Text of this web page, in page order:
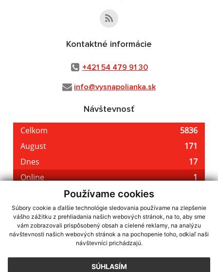
Používame cookies
Súbory cookie a ďalšie technológie sledovania používame na zlepšenie
vášho zážitku z prehliadania našich webových stránok, na to, aby sme
vám zobrazovali prispôsobený obsah a cielené reklamy, na analýzu
návštevnosti našich webových stránok a na pochopenie toho, odkiaľ naši
návštevníci prichádzajú.
SÚHLASÍM
Kontaktné informácie
+421 54 479 91 30
info@vysnapolianka.sk
Návštevnosť
využite možnosť získavania aktuálnych informácií s využitím RSS
CMS systém (redakčný) systém ECHELON 2,Mapa stránok,web portál
webex.digital, s.r.o.,domény,registrácia domény